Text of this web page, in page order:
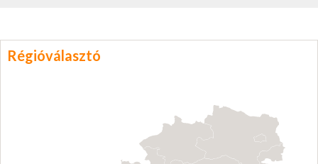
Régióválasztó